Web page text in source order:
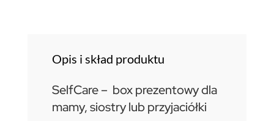
Opis i skład produktu
SelfCare – box prezentowy dla
mamy, siostry lub przyjaciółki